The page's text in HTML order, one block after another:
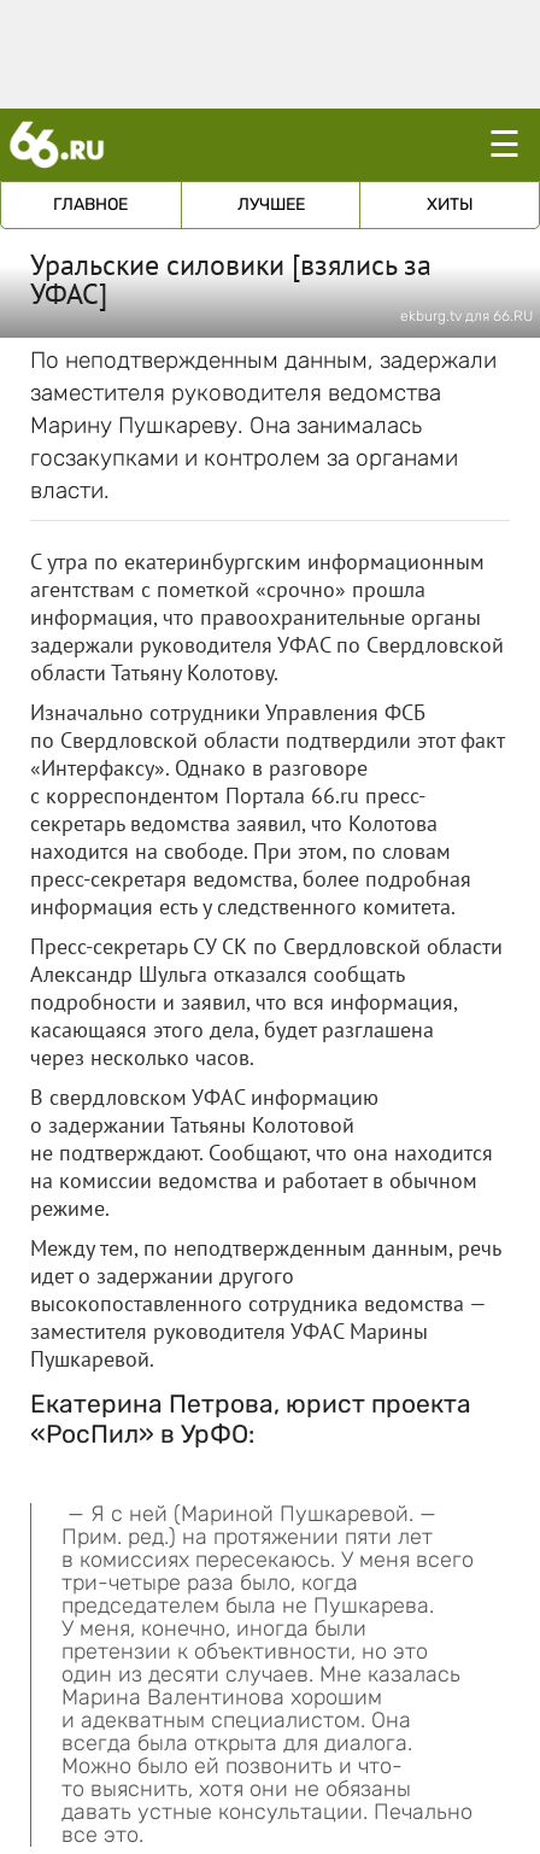
☰
ГЛАВНОЕ ЛУЧШЕЕ ХИТЫ
Уральские силовики [взялись за
УФАС]
ekburg.tv для 66.RU
По неподтвержденным данным, задержали
заместителя руководителя ведомства
Марину Пушкареву. Она занималась
госзакупками и контролем за органами
власти.
C утра по екатеринбургским информационным
агентствам с пометкой «срочно» прошла
информация, что правоохранительные органы
задержали руководителя УФАС по Свердловской
области Татьяну Колотову.
Изначально сотрудники Управления ФСБ
по Свердловской области подтвердили этот факт
«Интерфаксу». Однако в разговоре
с корреспондентом Портала 66.ru пресс-
секретарь ведомства заявил, что Колотова
находится на свободе. При этом, по словам
пресс-секретаря ведомства, более подробная
информация есть у следственного комитета.
Пресс-секретарь СУ СК по Свердловской области
Александр Шульга отказался сообщать
подробности и заявил, что вся информация,
касающаяся этого дела, будет разглашена
через несколько часов.
В свердловском УФАС информацию
о задержании Татьяны Колотовой
не подтверждают. Сообщают, что она находится
на комиссии ведомства и работает в обычном
режиме.
Между тем, по неподтвержденным данным, речь
идет о задержании другого
высокопоставленного сотрудника ведомства —
заместителя руководителя УФАС Марины
Пушкаревой.
Екатерина Петрова, юрист проекта
«РосПил» в УрФО:
— Я с ней (Мариной Пушкаревой. —
Прим. ред.) на протяжении пяти лет
в комиссиях пересекаюсь. У меня всего
три-четыре раза было, когда
председателем была не Пушкарева.
У меня, конечно, иногда были
претензии к объективности, но это
один из десяти случаев. Мне казалась
Марина Валентинова хорошим
и адекватным специалистом. Она
всегда была открыта для диалога.
Можно было ей позвонить и что-
то выяснить, хотя они не обязаны
давать устные консультации. Печально
все это.